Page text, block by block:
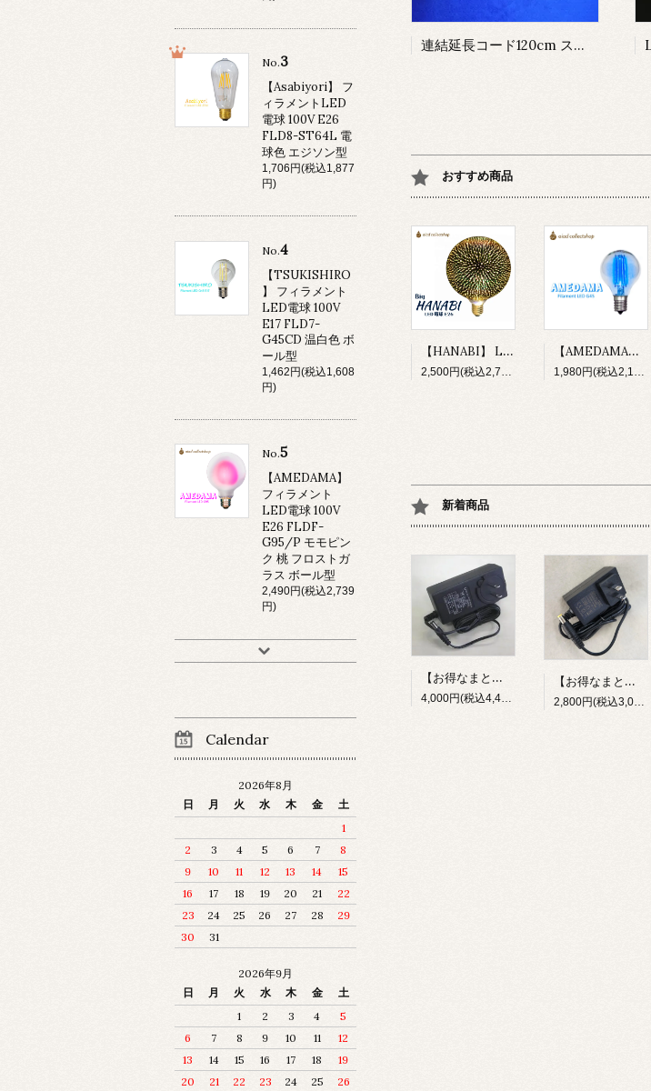
連結延長コード120cm スリム蛍光灯器具専用 GKS-120
おすすめ商品
【HANABI】 LED電球 花火 100V E26 HNB-G125 大玉 3D ボール型 【AMEDAMA】 フィラメントLED電球 100V E17 FLDC-G45/B ソーダブルー 青 小型 ボール型
新着商品
【お得なまとめ買い15個セット】 ACアダプター（12V/1A）ACアダプター（12V/2A）
4,000円(税込4,400円)
【お得なまとめ買い15個セット】 ACアダプター（12V/1A）
No.3
【Asabiyori】 フ
ィラメントLED
電球 100V E26
FLD8-ST64L 電
球色 エジソン型
1,706円(税込1,877
円)
No.4
【TSUKISHIRO
】 フィラメント
LED電球 100V
E17 FLD7-
G45CD 温白色 ボ
ール型
1,462円(税込1,608
円)
No.5
【AMEDAMA】
フィラメント
LED電球 100V
E26 FLDF-
G95/P モモピン
ク 桃 フロストガ
ラス ボール型
2,490円(税込2,739
円)
Calendar
2026年8月
日
月 火 水 木 金
土
1
2
3 4 5 6 7
8
9
10 11 12 13 14
15
16
17 18 19 20 21
22
23
24 25 26 27 28
29
30
31
2026年9月
日
月 火 水 木 金
土
1
2 3 4
5
6
7 8 9 10 11
12
13
14 15 16 17 18
19
20
21 22 23 24 25
26